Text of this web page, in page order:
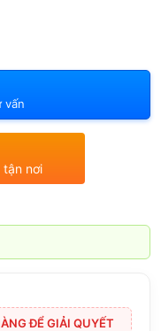
vấn
tận nơi
ĐỂ GIẢI QUYẾT